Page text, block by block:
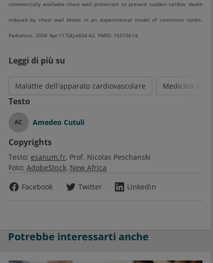
commercially available chest wall protectors to prevent sudden cardiac death
induced by chest wall blows in an experimental model of commotio cordis.
Pediatrics. 2006 Apr;117(4):e656-62. PMID: 16510614.
Leggi di più su
Malattie dell'apparato cardiovascolare Medicina
Testo
AC Amedeo Cutuli
Copyrights
Testo: esanum.fr Prof. Nicolas Peschanski
Foto: AdobeStock New Africa
Facebook
Twitter LinkedIn
Potrebbe interessarti anche